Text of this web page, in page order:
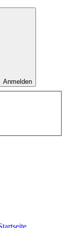
Anmelden